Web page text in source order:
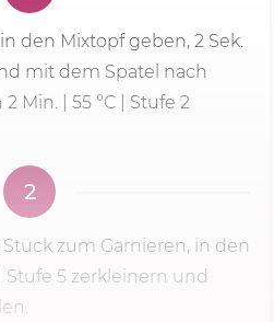
den Mixtopf geben, 2 Sek.
mit dem Spatel nach
2 Min. 55 °C | Stufe 2
2
zum Garnieren, in den
Stufe 5 zerkleinern und